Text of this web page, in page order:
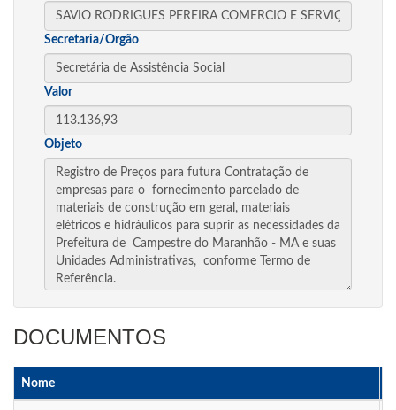
Secretaria/Orgão
Valor
Objeto
DOCUMENTOS
Nome